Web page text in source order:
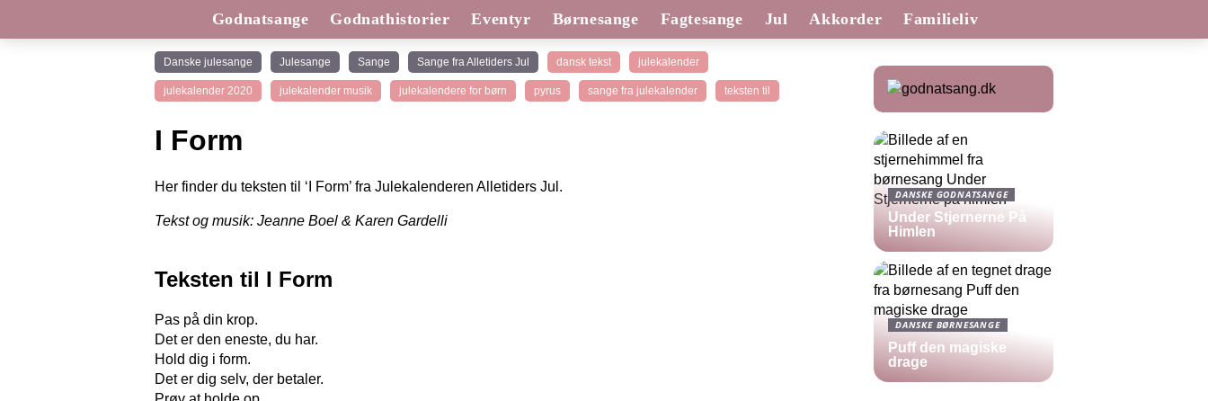
Godnatsange Godnathistorier Eventyr Børnesange Fagtesange Jul Akkorder Familieliv
Danske julesange Julesange Sange Sange fra Alletiders Jul dansk tekst julekalender
julekalender 2020 julekalender musik julekalendere for børn pyrus sange fra julekalender teksten til
I Form
Her finder du teksten til ‘I Form’ fra Julekalenderen Alletiders Jul.
Tekst og musik: Jeanne Boel & Karen Gardelli
Teksten til I Form
Pas på din krop.
Det er den eneste, du har.
Hold dig i form.
Det er dig selv, der betaler.
DANSKE GODNATSANGE
Under Stjernerne På
Himlen
DANSKE BØRNESANGE
Puff den magiske
drage